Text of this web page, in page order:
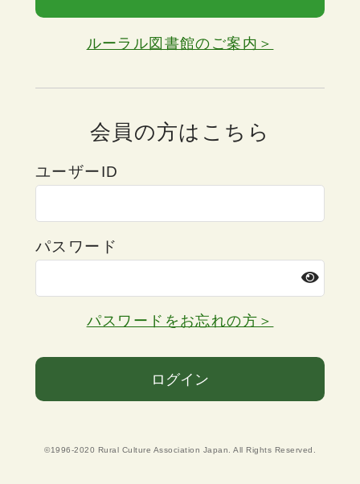
ルーラル図書館のご案内＞
会員の方はこちら
ユーザーID
パスワード
パスワードをお忘れの方＞
ログイン
©1996-2020 Rural Culture Association Japan. All Rights Reserved.